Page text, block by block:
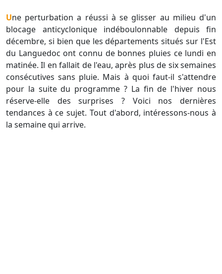
Une perturbation a réussi à se glisser au milieu d'un
blocage anticyclonique indéboulonnable depuis fin
décembre, si bien que les départements situés sur l'Est
du Languedoc ont connu de bonnes pluies ce lundi en
matinée. Il en fallait de l'eau, après plus de six semaines
consécutives sans pluie. Mais à quoi faut-il s'attendre
pour la suite du programme ? La fin de l'hiver nous
réserve-elle des surprises ? Voici nos dernières
tendances à ce sujet. Tout d'abord, intéressons-nous à
la semaine qui arrive.